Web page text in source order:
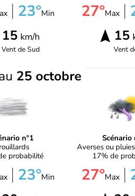
23°Min
15 km/h
Vent deSud
27°Max
15
Vent
25 octobre
n°1
probabilité
23°Min
Scénario
Averses ou
17% de
27°Max